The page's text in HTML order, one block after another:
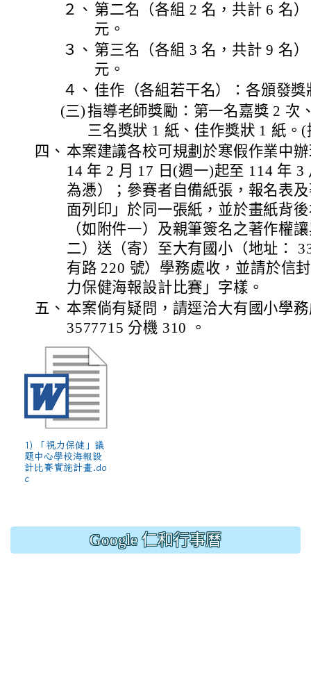
２、 第二名（各組 2 名，共計 6 名
元。
３、 第三名（各組 3 名，共計 9 名
元。
４、 佳作（各組若干名）：各頒發獎
(三)指導老師獎勵：第一名嘉獎 2 次
三名獎狀 1 紙、佳作獎狀 1 紙。
四、 本案建議各校可規劃於寒假作業中
14 年 2 月 17 日(週一)起至 114 年
為慿）；參賽者自備紙張，報名表
面列印」於同一張紙，並於畫紙背
（如附件一）及親筆簽名之著作權
二）送（寄）至大有國小（地址：
有路 220 號）學務處收，並請於信
力保健海報設計比賽」字樣。
五、 本案倘有疑問，請逕洽大有國小學
3577715 分機 310 。
1) 「視力保健」議
題中心學校海報設
計比賽實施計畫.do
c
Google 仁和行事曆